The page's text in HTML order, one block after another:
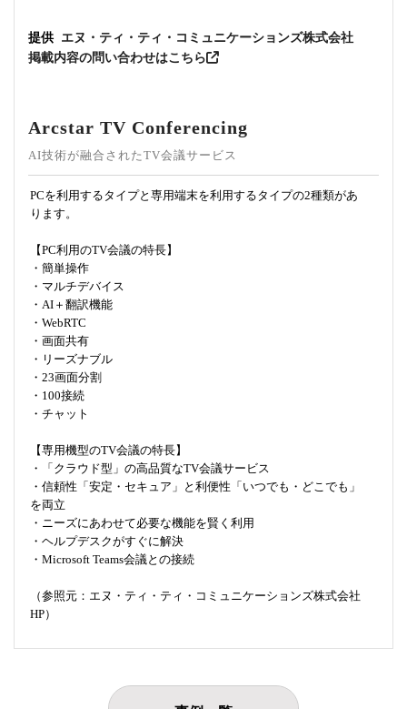
提供 エヌ・ティ・ティ・コミュニケーションズ株式会社
掲載内容の問い合わせはこちら
Arcstar TV Conferencing
AI技術が融合されたTV会議サービス
PCを利用するタイプと専用端末を利用するタイプの2種類があ
ります。
【PC利用のTV会議の特長】
・簡単操作
・マルチデバイス
・AI＋翻訳機能
・WebRTC
・画面共有
・リーズナブル
・23画面分割
・100接続
・チャット
【専用機型のTV会議の特長】
・「クラウド型」の高品質なTV会議サービス
・信頼性「安定・セキュア」と利便性「いつでも・どこでも」
を両立
・ニーズにあわせて必要な機能を賢く利用
・ヘルプデスクがすぐに解決
・Microsoft Teams会議との接続
（参照元：エヌ・ティ・ティ・コミュニケーションズ株式会社
HP）